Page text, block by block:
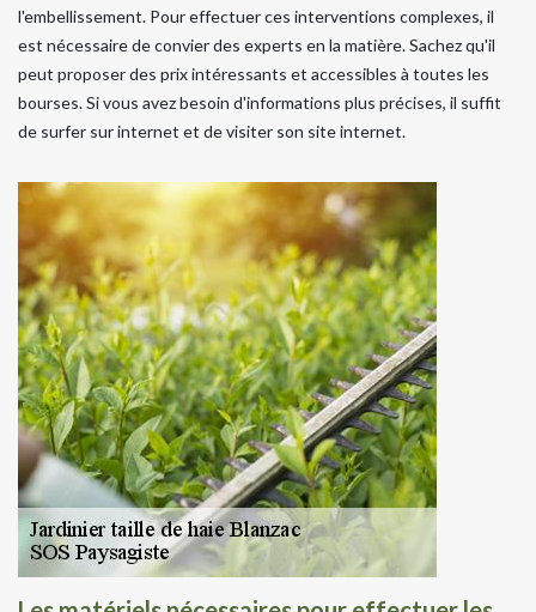
l'embellissement. Pour effectuer ces interventions complexes, il
est nécessaire de convier des experts en la matière. Sachez qu'il
peut proposer des prix intéressants et accessibles à toutes les
bourses. Si vous avez besoin d'informations plus précises, il suffit
de surfer sur internet et de visiter son site internet.